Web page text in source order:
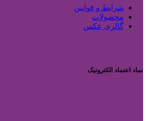
شرایط و قوانین
محصولات
گالری عکس
نماد اعتماد الکترونیک